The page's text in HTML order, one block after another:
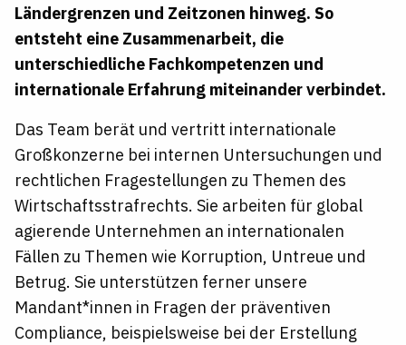
Ländergrenzen und Zeitzonen hinweg. So
entsteht eine Zusammenarbeit, die
unterschiedliche Fachkompetenzen und
internationale Erfahrung miteinander verbindet.
Das Team berät und vertritt internationale
Großkonzerne bei internen Untersuchungen und
rechtlichen Fragestellungen zu Themen des
Wirtschaftsstrafrechts. Sie arbeiten für global
agierende Unternehmen an internationalen
Fällen zu Themen wie Korruption, Untreue und
Betrug. Sie unterstützen ferner unsere
Mandant*innen in Fragen der präventiven
Compliance, beispielsweise bei der Erstellung